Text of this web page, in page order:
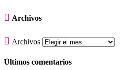
 Archivos
 Archivos
Últimos comentarios